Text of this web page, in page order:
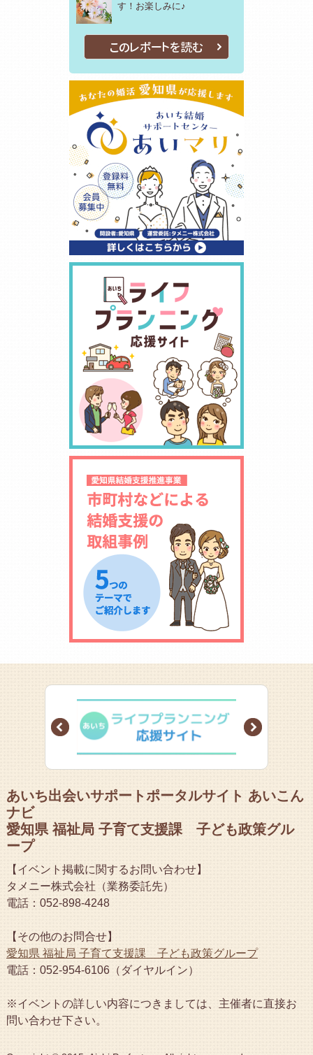
す！お楽しみに♪
このレポートを読む
Prev Next
あいち出会いサポートポータルサイト あいこん
ナビ
愛知県 福祉局 子育て支援課 子ども政策グル
ープ
【イベント掲載に関するお問い合わせ】
タメニー株式会社（業務委託先）
電話：052-898-4248
【その他のお問合せ】
愛知県 福祉局 子育て支援課 子ども政策グループ
電話：052-954-6106（ダイヤルイン）
※イベントの詳しい内容につきましては、主催者に直接お
問い合わせ下さい。